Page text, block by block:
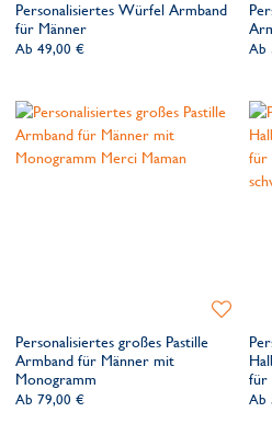
Personalisiertes Würfel Armband
für Männer
Ab 49,00 € Ab
Personalisiertes großes Pastille
Armband für Männer mit
Monogramm
Ab 79,00 €
Zur
für
Ab